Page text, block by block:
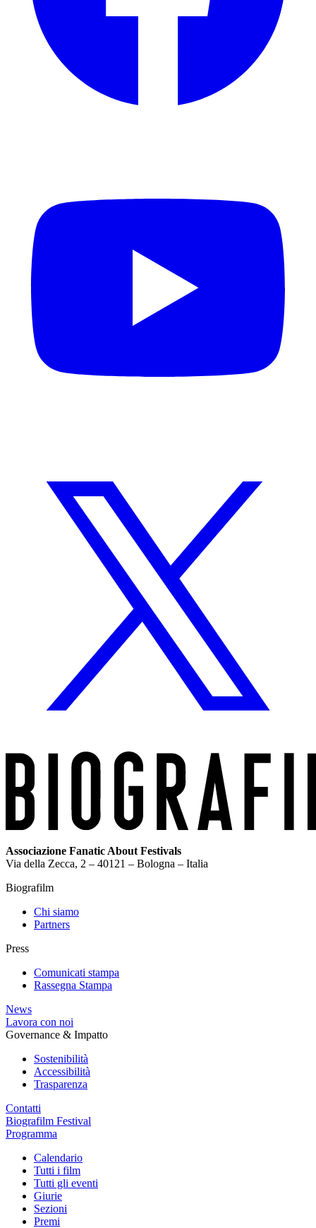
Associazione Fanatic About Festivals
Via della Zecca, 2 – 40121 – Bologna – Italia
Biografilm
Chi siamo
Partners
Press
Comunicati stampa
Rassegna Stampa
News
Lavora con noi
Governance & Impatto
Sostenibilità
Accessibilità
Trasparenza
Contatti
Biografilm Festival
Programma
Calendario
Tutti i film
Tutti gli eventi
Giurie
Sezioni
Premi